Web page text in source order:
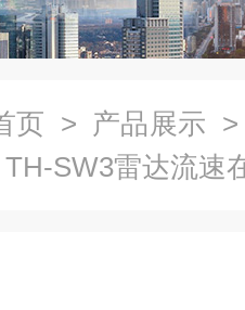
页 > 产品展示
SW3雷达流速